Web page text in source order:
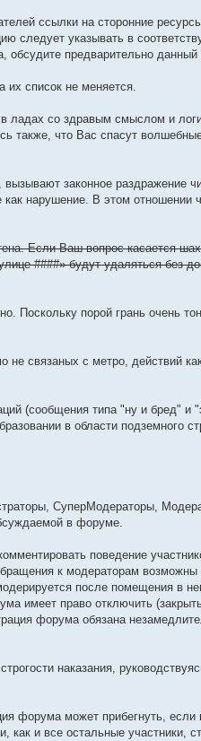
ссылки на сторонние
следует указывать в
предварительно
их список не меняется.
ладах со здравым смыслом и
также, что Вас спасут
законное раздражение
нарушение. В этом отношении
Если Ваш вопрос касается
####» будут удаляться без
Поскольку порой грань очень
связаных с метро, действий
(сообщения типа "ну и бред" и
в области подземного
СуперМодераторы,
в форуме.
поведение
к модераторам возможны
после помещения в
имеет право отключить
форума обязана
наказания,
форума может прибегнуть,
и все остальные участники,